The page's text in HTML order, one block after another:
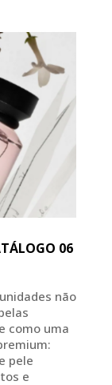
06
não
como uma
pele
e